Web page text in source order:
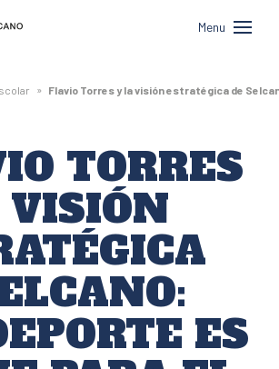
Menu
» Flavio Torres y la visión estratégica de
TORRES
ES